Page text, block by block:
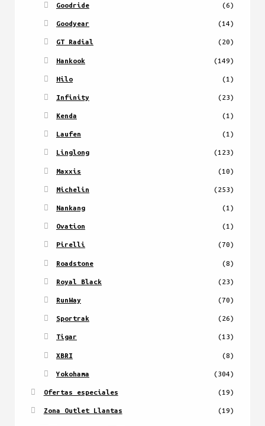
Goodride (6)
Goodyear (14)
GT Radial (20)
Hankook (149)
Hilo (1)
Infinity (23)
Kenda (1)
Laufen (1)
Linglong (123)
Maxxis (10)
Michelin (253)
Nankang (1)
Ovation (1)
Pirelli (70)
Roadstone (8)
Royal Black (23)
RunWay (70)
Sportrak (26)
Tigar (13)
XBRI (8)
Yokohama (304)
Ofertas especiales (19)
Zona Outlet Llantas (19)